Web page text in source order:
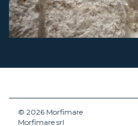
© 2026 Morfimare
Morfimare srl